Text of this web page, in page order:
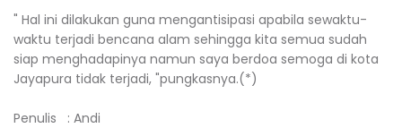
" Hal ini dilakukan guna mengantisipasi apabila sewaktu-
waktu terjadi bencana alam sehingga kita semua sudah
siap menghadapinya namun saya berdoa semoga di kota
Jayapura tidak terjadi, "pungkasnya.(*)
Penulis : Andi